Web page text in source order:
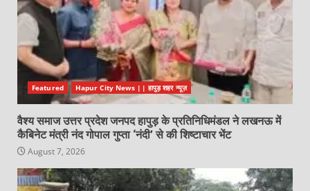
Featured Hapur City News || हापुड़ शहर न्यूज़
वैश्य समाज उत्तर प्रदेश जनपद हापुड़ के प्रतिनिधिमंडल ने लखनऊ में
कैबिनेट मंत्री नंद गोपाल गुप्ता ‘नंदी’ से की शिष्टाचार भेंट
August 7, 2026